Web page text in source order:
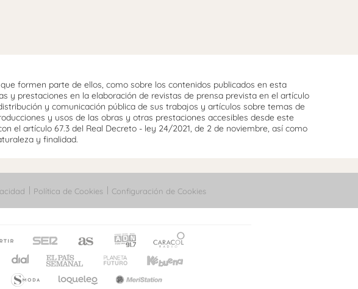
formen parte de ellos, como sobre los contenidos publicados en esta
y prestaciones en la elaboración de revistas de prensa prevista en el artículo
y comunicación pública de sus trabajos y artículos sobre temas de
y usos de las obras y otras prestaciones accesibles desde este
el artículo 67.3 del Real Decreto - ley 24/2021, de 2 de noviembre, así como
y finalidad.
Política de Cookies Configuración de Cookies